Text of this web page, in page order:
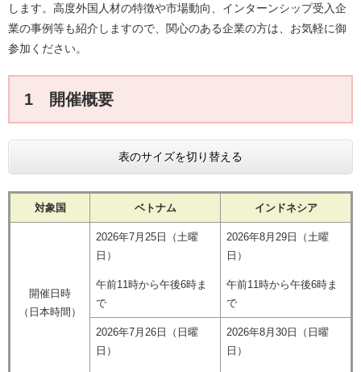
します。高度外国人材の特徴や市場動向、インターンシップ受入企
業の事例等も紹介しますので、関心のある企業の方は、お気軽に御
参加ください。
1 開催概要
表のサイズを切り替える
対象国 ベトナム インドネシア
開催日時
（日本時間）
2026年7月25日（土曜
日）
午前11時から午後6時ま
で
2026年8月29日（土曜
日）
午前11時から午後6時ま
で
2026年7月26日（日曜
日）
2026年8月30日（日曜
日）